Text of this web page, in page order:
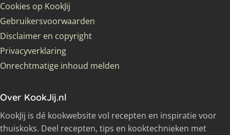
Cookies op KookJij
Gebruikersvoorwaarden
Disclaimer en copyright
Privacyverklaring
Onrechtmatige inhoud melden
Over KookJij.nl
KookJij is dé kookwebsite vol recepten en inspiratie voor
thuiskoks. Deel recepten, tips en kooktechnieken met